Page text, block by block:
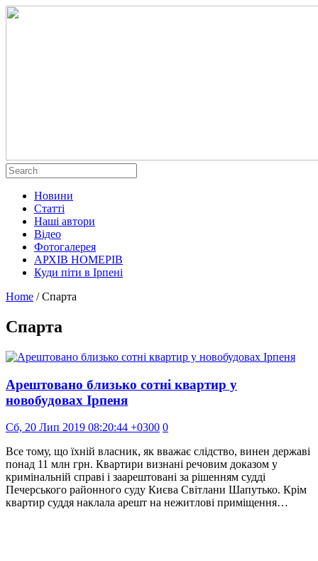
Новини
Статті
Наші автори
Відео
Фотогалерея
АРХІВ НОМЕРІВ
Куди піти в Ірпені
Home / Спарта
Спарта
Арештовано близько сотні квартир у
новобудовах Ірпеня
Сб, 20 Лип 2019 08:20:44 +0300 0
Все тому, що їхній власник, як вважає слідство, винен державі
понад 11 млн грн. Квартири визнані речовим доказом у
кримінальній справі і заарештовані за рішенням судді
Печерського районного суду Києва Світлани Шапутько. Крім
квартир суддя наклала арешт на нежитлові приміщення…